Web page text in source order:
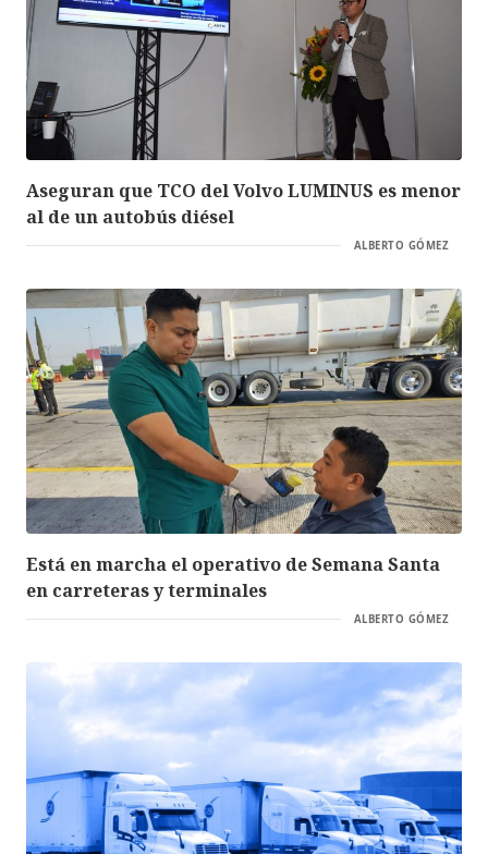
Aseguran que TCO del Volvo LUMINUS es menor
al de un autobús diésel
ALBERTO GÓMEZ
Está en marcha el operativo de Semana Santa
en carreteras y terminales
ALBERTO GÓMEZ